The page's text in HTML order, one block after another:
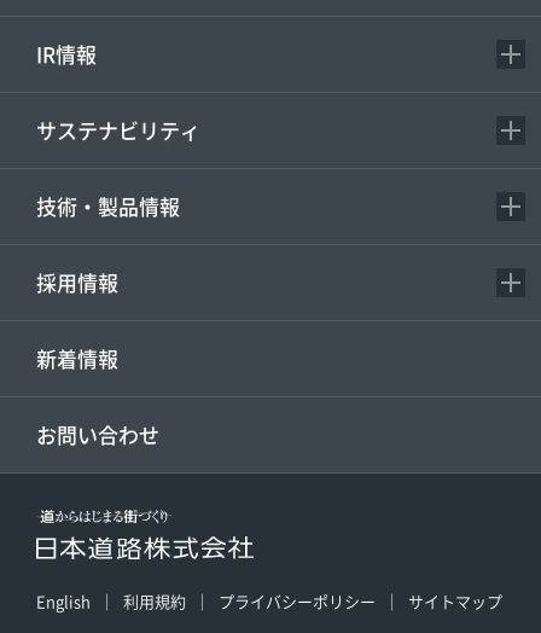
IR情報
サステナビリティ
技術・製品情報
採用情報
新着情報
お問い合わせ
English 利用規約 プライバシーポリシー サイトマップ